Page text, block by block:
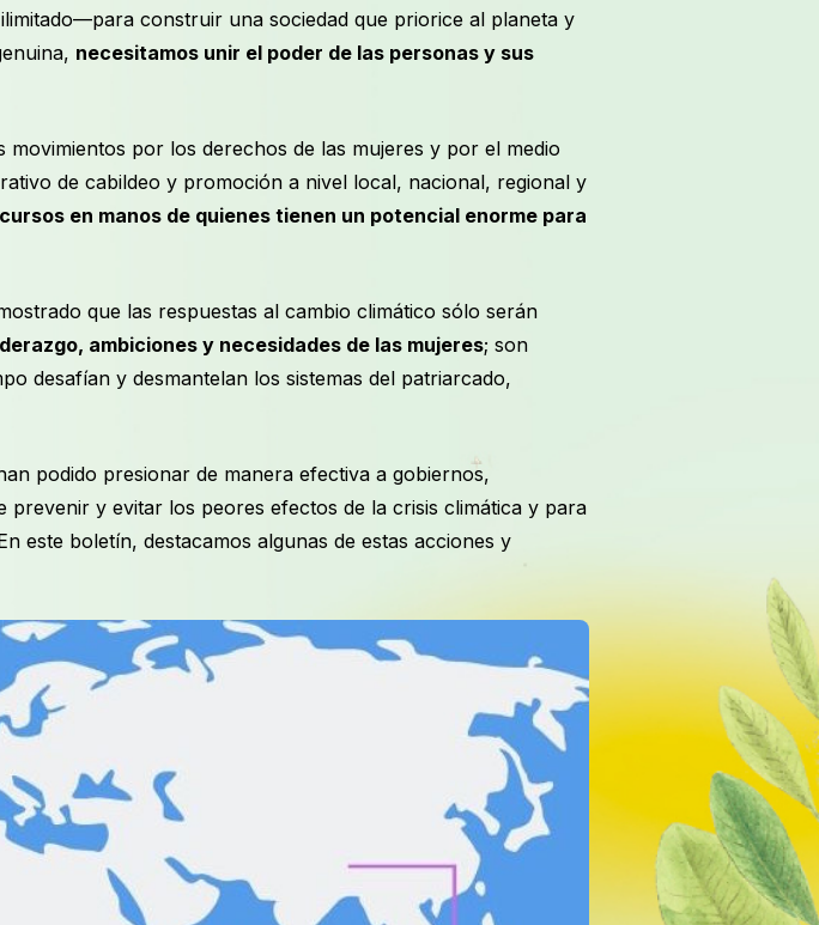
construir una sociedad que priorice al planeta y
necesitamos unir el poder de las personas y sus
por los derechos de las mujeres y por el medio
de cabildeo y promoción a nivel local, nacional, regional y
en manos de quienes tienen un potencial enorme para
que las respuestas al cambio climático sólo serán
ambiciones y necesidades de las mujeres; son
desafían y desmantelan los sistemas del patriarcado,
podido presionar de manera efectiva a gobiernos,
y evitar los peores efectos de la crisis climática y para
este boletín, destacamos algunas de estas acciones y